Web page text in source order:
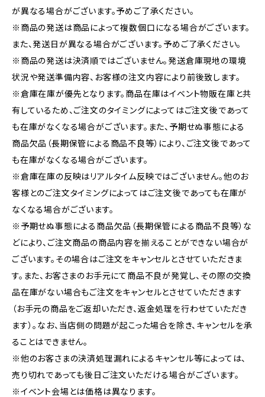
が異なる場合がございます。予めご了承ください。
※商品の発送は商品によって複数個口になる場合がございます。
また、発送日が異なる場合がございます。予めご了承ください。
※商品の発送は決済順ではございません。発送倉庫現地の環境
状況や発送準備内容、お客様の注文内容により前後致します。
※倉庫在庫が優先となります。商品在庫はイベント物販在庫と共
有しているため、ご注文のタイミングによってはご注文後であって
も在庫がなくなる場合がございます。また、予期せぬ事態による
商品欠品（長期保管による商品不良等）により、ご注文後であって
も在庫がなくなる場合がございます。
※倉庫在庫の反映はリアルタイム反映ではございません。他のお
客様とのご注文タイミングによってはご注文後であっても在庫が
なくなる場合がございます。
※予期せぬ事態による商品欠品（長期保管による商品不良等）な
どにより、ご注文商品の商品内容を揃えることができない場合が
ございます。その場合はご注文をキャンセルとさせていただきま
す。また、お客さまのお手元にて商品不良が発覚し、その際の交換
品在庫がない場合もご注文をキャンセルとさせていただきます
（お手元の商品をご返却いただき、返金処理を行わせていただき
ます）。なお、当店側の問題が起こった場合を除き、キャンセルを承
ることはできません。
※他のお客さまの決済処理漏れによるキャンセル等によっては、
売り切れであっても後日ご注文いただける場合がございます。
※イベント会場とは価格は異なります。